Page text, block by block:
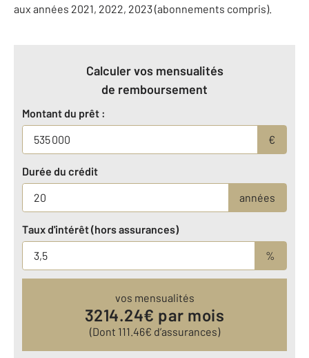
aux années 2021, 2022, 2023 (abonnements compris).
Calculer vos mensualités
de remboursement
Montant du prêt :
€
Durée du crédit
années
Taux d'intérêt (hors assurances)
%
vos mensualités
3214.24€ par mois
(Dont 111.46€ d’assurances)